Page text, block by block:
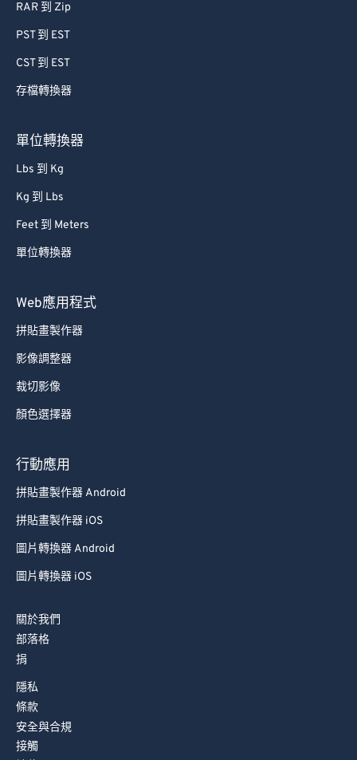
RAR 到 Zip
PST 到 EST
CST 到 EST
存檔轉換器
單位轉換器
Lbs 到 Kg
Kg 到 Lbs
Feet 到 Meters
單位轉換器
Web應用程式
拼貼畫製作器
影像調整器
裁切影像
顏色選擇器
行動應用
拼貼畫製作器 Android
拼貼畫製作器 iOS
圖片轉換器 Android
圖片轉換器 iOS
關於我們
部落格
捐
隱私
條款
安全與合規
接觸